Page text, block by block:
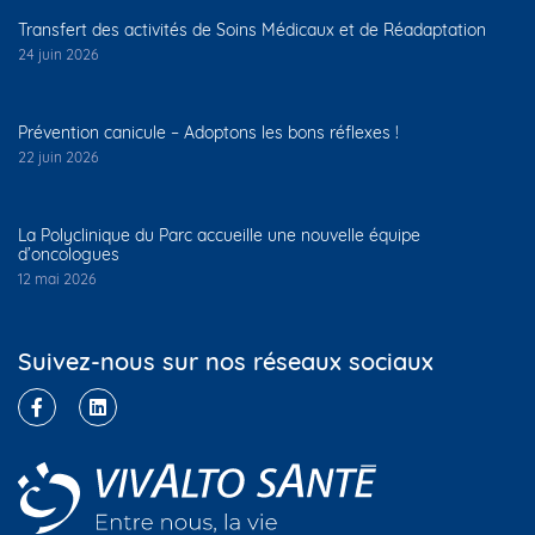
Transfert des activités de Soins Médicaux et de Réadaptation
24 juin 2026
Prévention canicule – Adoptons les bons réflexes !
22 juin 2026
La Polyclinique du Parc accueille une nouvelle équipe
d’oncologues
12 mai 2026
Suivez-nous sur nos réseaux sociaux